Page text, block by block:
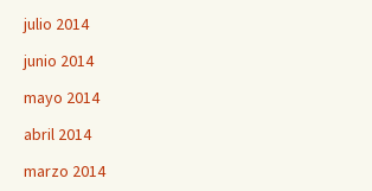
julio 2014
junio 2014
mayo 2014
abril 2014
marzo 2014